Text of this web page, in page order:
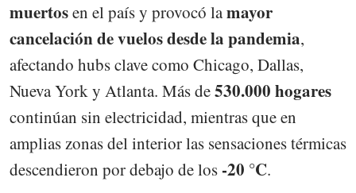
muertosen el país y provocó lamayor
cancelación de vuelos desde la pandemia,
afectando hubs clave como Chicago, Dallas,
Nueva York y Atlanta. Más de530.000 hogares
continúan sin electricidad, mientras que en
amplias zonas del interior las sensaciones térmicas
descendieron por debajo de los -20 °C.